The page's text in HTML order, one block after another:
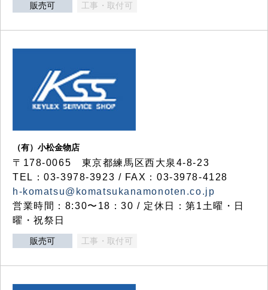
販売可 工事・取付可
（有）小松金物店
〒178-0065 東京都練馬区西大泉4-8-23
TEL：03-3978-3923 / FAX：03-3978-4128
h-komatsu@komatsukanamonoten.co.jp
営業時間：8:30〜18：30 / 定休日：第1土曜・日
曜・祝祭日
販売可 工事・取付可